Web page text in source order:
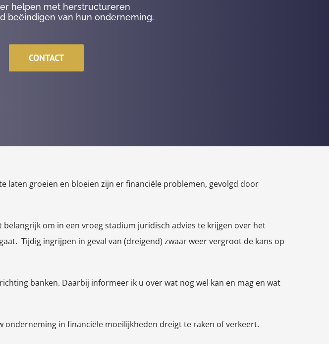
helpen met herstructureren
beëindigen van hun onderneming.
CONTACT
laten groeien en bloeien zijn er financiële problemen, gevolgd door
om in een vroeg stadium juridisch advies te krijgen over het
Tijdig ingrijpen in geval van (dreigend) zwaar weer vergroot de kans op
banken. Daarbij informeer ik u over wat nog wel kan en mag en wat
in financiële moeilijkheden dreigt te raken of verkeert.